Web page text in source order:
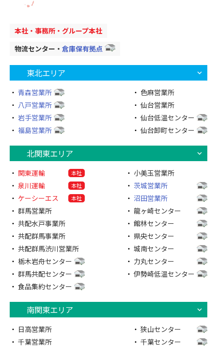
本社・事務所・グループ本社
物流センター・ 倉庫保有拠点
東北エリア
青森営業所
八戸営業所
岩手営業所
福島営業所
色麻営業所
仙台営業所
仙台低温センター
仙台卸町センター
北関東エリア
関東運輸 本社
泉川運輸 本社
ケーシーエス 本社
群馬営業所
共配水戸事業所
共配群馬事業所
共配群馬渋川営業所
栃木岩舟センター
群馬共配センター
食品集約センター
小美玉営業所
茨城営業所
沼田営業所
龍ヶ崎センター
館林センター
県央センター
城南センター
力丸センター
伊勢崎低温センター
南関東エリア
日高営業所
千葉営業所
狭山センター
千葉センター